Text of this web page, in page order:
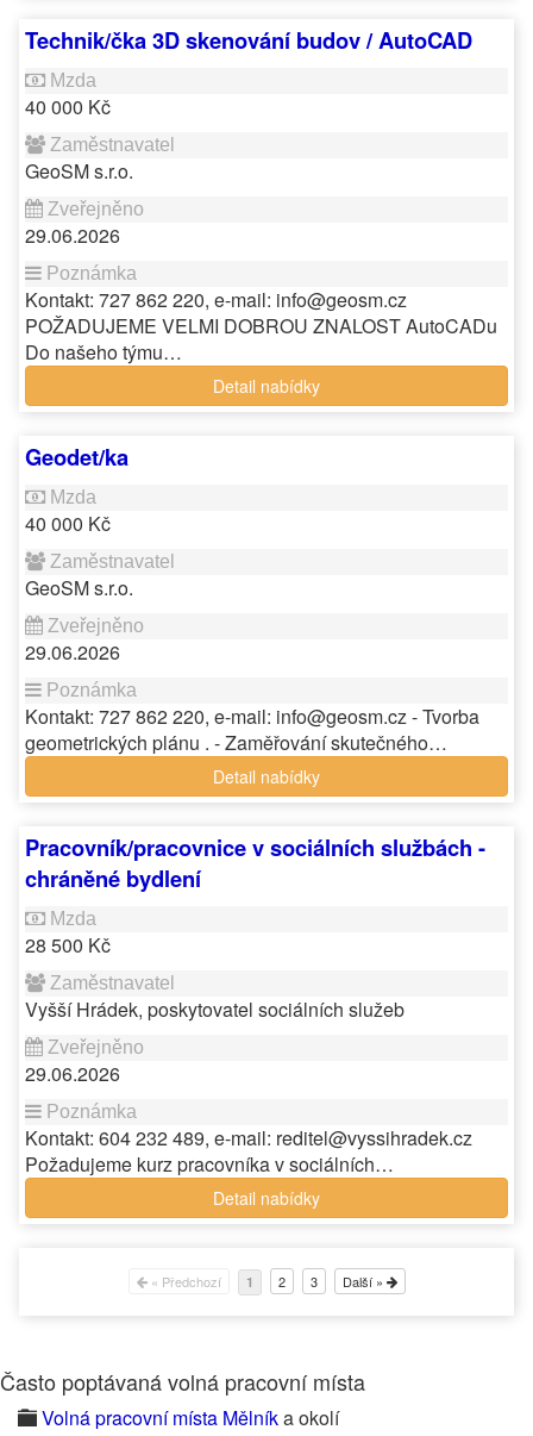
Technik/čka 3D skenování budov / AutoCAD
40 000 Kč
GeoSM s.r.o.
29.06.2026
Kontakt: 727 862 220, e-mail: info@geosm.cz
POŽADUJEME VELMI DOBROU ZNALOST AutoCADu
Do našeho týmu…
Detail nabídky
Geodet/ka
40 000 Kč
GeoSM s.r.o.
29.06.2026
Kontakt: 727 862 220, e-mail: info@geosm.cz - Tvorba
geometrických plánu . - Zaměřování skutečného…
Detail nabídky
Pracovník/pracovnice v sociálních službách -
chráněné bydlení
28 500 Kč
Vyšší Hrádek, poskytovatel sociálních služeb
29.06.2026
Kontakt: 604 232 489, e-mail: reditel@vyssihradek.cz
Požadujeme kurz pracovníka v sociálních…
Detail nabídky
« Předchozí 1 2 3 Další »
Často poptávaná volná pracovní místa
Volná pracovní místa Mělníka okolí